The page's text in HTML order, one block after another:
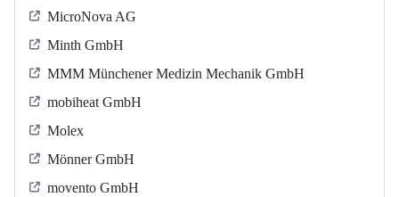
MicroNova AG
Minth GmbH
MMM Münchener Medizin Mechanik GmbH
mobiheat GmbH
Molex
Mönner GmbH
movento GmbH